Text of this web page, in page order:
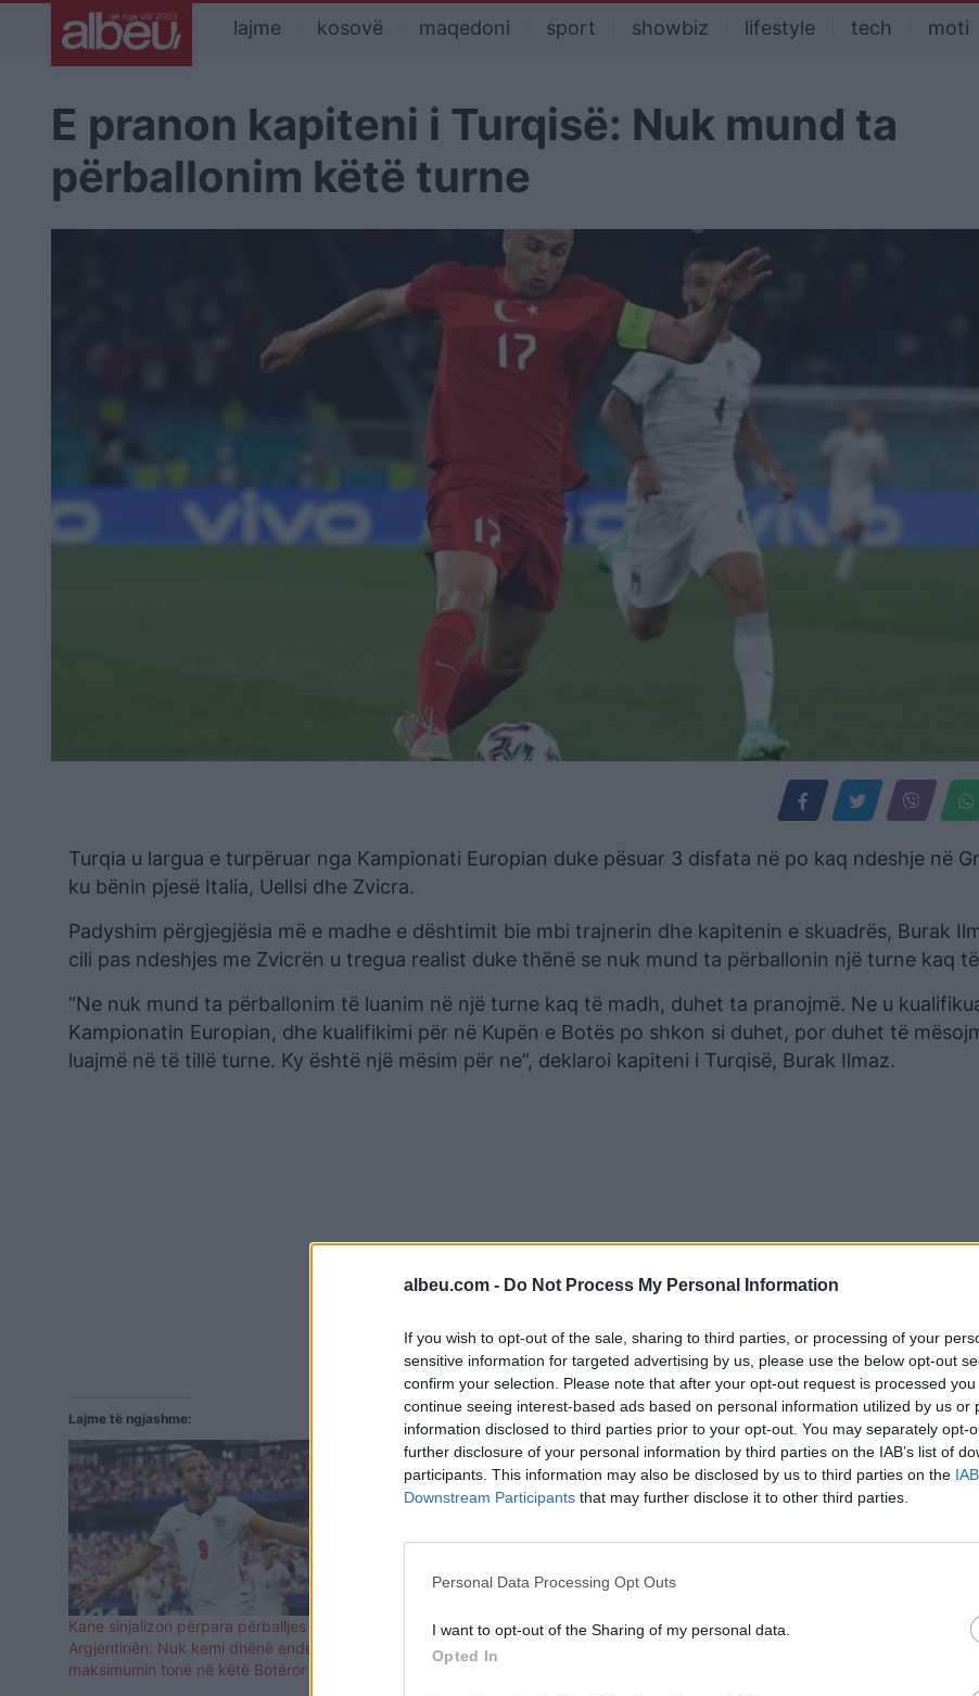
albeu.com - Do Not Process My Personal Information
If you wish to opt-out of the sale, sharing to third parties, or processing of your
sensitive information for targeted advertising by us, please use the below opt-out
confirm your selection. Please note that after your opt-out request is processed you
continue seeing interest-based ads based on personal information utilized by us or
information disclosed to third parties prior to your opt-out. You may separately opt-
further disclosure of your personal information by third parties on the IAB’s list of
participants. This information may also be disclosed by us to third parties on the
Downstream Participants that may further disclose it to other third parties.
Personal Data Processing Opt Outs
I want to opt-out of the Sharing of my personal data.
Opted In
lajme kosovë maqedoni sport showbiz lifestyle tech moti
E pranon kapiteni i Turqisë: Nuk mund ta
përballonim këtë turne
Turqia u largua e turpëruar nga Kampionati Europian duke pësuar 3 disfata në po kaq ndeshje në
ku bënin pjesë Italia, Uellsi dhe Zvicra.
Padyshim përgjegjësia më e madhe e dështimit bie mbi trajnerin dhe kapitenin e skuadrës, Burak
cili pas ndeshjes me Zvicrën u tregua realist duke thënë se nuk mund ta përballonin një turne kaq
“Ne nuk mund ta përballonim të luanim në një turne kaq të madh, duhet ta pranojmë. Ne u
Kampionatin Europian, dhe kualifikimi për në Kupën e Botës po shkon si duhet, por duhet të
luajmë në të tillë turne. Ky është një mësim për ne”, deklaroi kapiteni i Turqisë, Burak Ilmaz.
Lajme të ngjashme:
Kane sinjalizon përpara përballjes me
Argjentinën: Nuk kemi dhënë ende
maksimumin tonë në këtë Botëror
Trajneri i ardhshëm i Anglisë duhet të fitojë
një turne të madh
Kërkon tjetër rekord, Ronaldo synon